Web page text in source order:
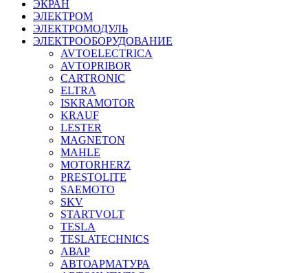
ЭКРАН
ЭЛЕКТРОМ
ЭЛЕКТРОМОДУЛЬ
ЭЛЕКТРООБОРУДОВАНИЕ
AVTOELECTRICA
AVTOPRIBOR
CARTRONIC
ELTRA
ISKRAMOTOR
KRAUF
LESTER
MAGNETON
MAHLE
MOTORHERZ
PRESTOLITE
SAEMOTO
SKV
STARTVOLT
TESLA
TESLATECHNICS
АВАР
АВТОАРМАТУРА